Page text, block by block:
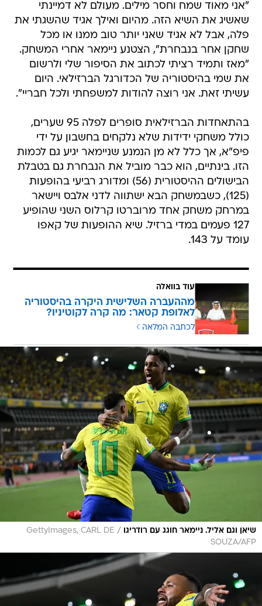
"אני מאוד שמח וחסר מילים. מעולם לא דמיינתי
שאשיג את השיא הזה. מהיום ואילך אגיד שהשגתי את
פלה, אבל לא אגיד שאני יותר טוב ממנו או מכל
שחקן אחר בנבחרת", הצטנע ניימאר אחרי המשחק.
"מאז ותמיד רציתי לכתוב את הסיפור שלי ולרשום
את שמי בהיסטוריה של הכדורגל הברזילאי. היום
עשיתי זאת. אני רוצה להודות למשפחתי ולכל חבריי".
בהתאחדות הברזילאית סופרים לפלה 95 שערים,
כולל משחקי ידידות שלא נלקחים בחשבון על ידי
פיפ"א, אך כלל לא מן הנמנע שניימאר יגיע גם לכמות
הזו. בינתיים, הוא כבר מוביל את הנבחרת גם בטבלת
הבישולים ההיסטורית (56) ומדורג רביעי בהופעות
(125), כשבמשחק הבא ישתווה לדני אלבס ויישאר
במרחק משחק אחד מרוברטו קרלוס השני שהופיע
127 פעמים במדי ברזיל. שיא ההופעות של קאפו
עומד על 143.
עוד בוואלה
מההעברה השלישית היקרה בהיסטוריה
לאלופת קטאר: מה קרה לקוטיניו?
לכתבה המלאה
שיאן וגם אליל. ניימאר חוגג עם רודריגו /
GettyImages, CARL DE
SOUZA/AFP